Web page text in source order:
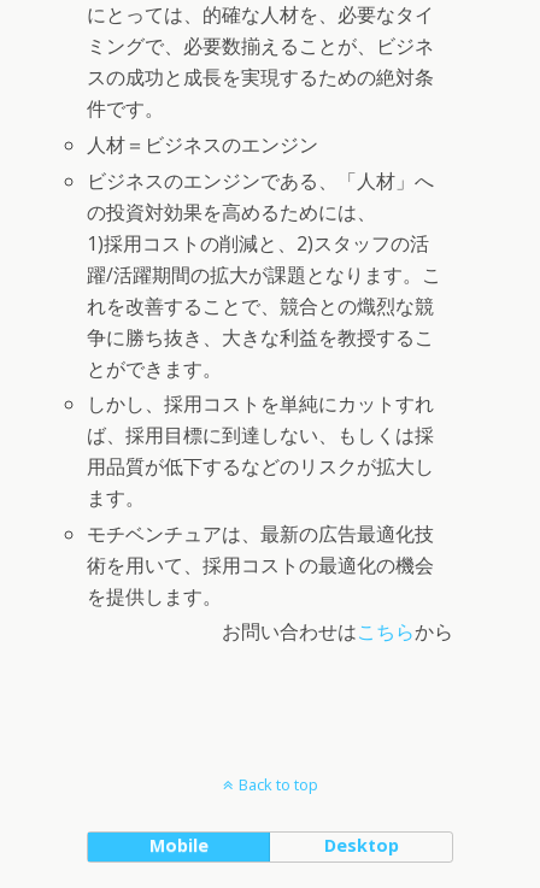
にとっては、的確な人材を、必要なタイ
ミングで、必要数揃えることが、ビジネ
スの成功と成長を実現するための絶対条
件です。
人材＝ビジネスのエンジン
ビジネスのエンジンである、「人材」へ
の投資対効果を高めるためには、
1)採用コストの削減と、2)スタッフの活
躍/活躍期間の拡大が課題となります。こ
れを改善することで、競合との熾烈な競
争に勝ち抜き、大きな利益を教授するこ
とができます。
しかし、採用コストを単純にカットすれ
ば、採用目標に到達しない、もしくは採
用品質が低下するなどのリスクが拡大し
ます。
モチベンチュアは、最新の広告最適化技
術を用いて、採用コストの最適化の機会
を提供します。
お問い合わせはこちらから
Back to top
Mobile Desktop